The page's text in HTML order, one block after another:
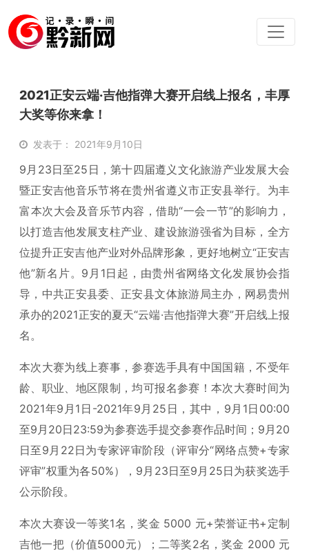
2021正安云端·吉他指弹大赛开启线上报名，丰厚
大奖等你来拿！
发表于： 2021年9月10日
9月23日至25日，第十四届遵义文化旅游产业发展大会
暨正安吉他音乐节将在贵州省遵义市正安县举行。为丰
富本次大会及音乐节内容，借助“一会一节”的影响力，
以打造吉他发展支柱产业、建设旅游强省为目标，全方
位提升正安吉他产业对外品牌形象，更好地树立“正安吉
他”新名片。9月1日起，由贵州省网络文化发展协会指
导，中共正安县委、正安县文体旅游局主办，网易贵州
承办的2021正安的夏天“云端·吉他指弹大赛”开启线上报
名。
本次大赛为线上赛事，参赛选手具有中国国籍，不受年
龄、职业、地区限制，均可报名参赛！本次大赛时间为
2021年9月1日-2021年9月25日，其中，9月1日00:00
至9月20日23:59为参赛选手提交参赛作品时间；9月20
日至9月22日为专家评审阶段（评审分“网络点赞+专家
评审”权重为各50%），9月23日至9月25日为获奖选手
公示阶段。
本次大赛设一等奖1名，奖金 5000 元+荣誉证书+定制
吉他一把（价值5000元）；二等奖2名，奖金 2000 元